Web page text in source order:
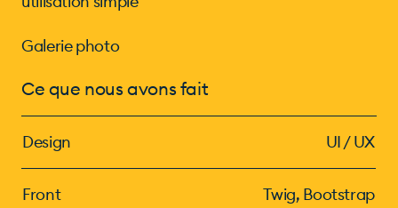
Galerie photo
Ce que nous avons fait
Design UI / UX
Front Twig, Bootstrap